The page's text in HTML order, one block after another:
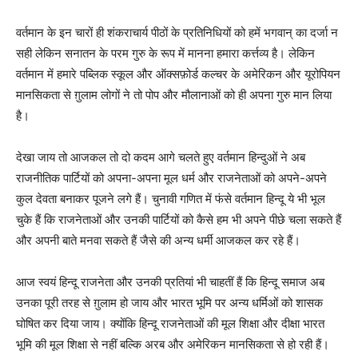
वर्तमान के इन चारों ही शंकराचार्य पीठों के प्रतिनिधियों को हमें भगवान् का दर्जा न
सही लेकिन सनातन के परम गुरु के रूप में मानना हमारा कर्त्तव्य है। लेकिन
वर्तमान में हमारे पब्लिक स्कूल और ऑक्सफ़ोर्ड कल्चर के अमेरिकन और यूरोपियन
मानसिकता से ग़ुलाम लोगों ने तो पोप और मौलानाओं को ही अपना गुरु मान लिया
है।
देखा जाय तो आजकल तो दो कदम आगे चलते हुए वर्तमान हिन्दुओं ने अब
राजनीतिक पार्टियों को अपना-अपना मूल धर्म और राजनेताओं को अपने-अपने
कुल देवता बनाकर पूजने लगे हैं। चुनावी गणित में फंसे वर्तमान हिन्दू ये भी भूल
चुके हैं कि राजनेताओं और उनकी पार्टियों को कैसे हम भी अपने पीछे चला सकते हैं
और अपनी बाते मनवा सकते हैं जैसे की अन्य धर्मी आजकल कर रहे हैं।
आज स्वयं हिन्दू राजनेता और उनकी प्रतियां भी चाहतीं हैं कि हिन्दू समाज अब
उनका पूरी तरह से ग़ुलाम हो जाय और भारत भूमि पर अन्य धर्मिओं को शासक
घोषित कर दिया जाय। क्योंकि हिन्दू राजनेताओं की मूल शिक्षा और दीक्षा भारत
भूमि की मूल शिक्षा से नहीं बल्कि अरब और अमेरिकन मानसिकता से हो रही हैं।